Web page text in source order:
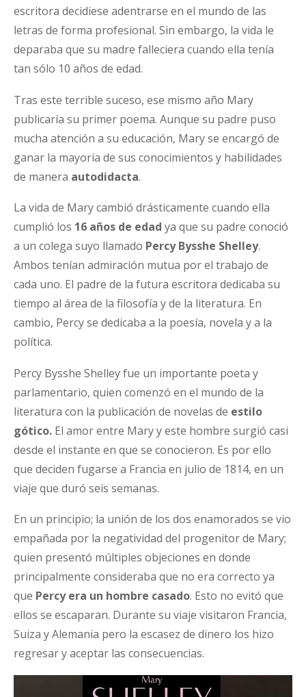
escritora decidiese adentrarse en el mundo de las
letras de forma profesional. Sin embargo, la vida le
deparaba que su madre falleciera cuando ella tenía
tan sólo 10 años de edad.
Tras este terrible suceso, ese mismo año Mary
publicaría su primer poema. Aunque su padre puso
mucha atención a su educación, Mary se encargó de
ganar la mayoría de sus conocimientos y habilidades
de manera autodidacta.
La vida de Mary cambió drásticamente cuando ella
cumplió los 16 años de edad ya que su padre conoció
a un colega suyo llamado Percy Bysshe Shelley.
Ambos tenían admiración mutua por el trabajo de
cada uno. El padre de la futura escritora dedicaba su
tiempo al área de la filosofía y de la literatura. En
cambio, Percy se dedicaba a la poesía, novela y a la
política.
Percy Bysshe Shelley fue un importante poeta y
parlamentario, quien comenzó en el mundo de la
literatura con la publicación de novelas de estilo
gótico. El amor entre Mary y este hombre surgió casi
desde el instante en que se conocieron. Es por ello
que deciden fugarse a Francia en julio de 1814, en un
viaje que duró seis semanas.
En un principio; la unión de los dos enamorados se vio
empañada por la negatividad del progenitor de Mary;
quien presentó múltiples objeciones en donde
principalmente consideraba que no era correcto ya
que Percy era un hombre casado. Esto no evitó que
ellos se escaparan. Durante su viaje visitaron Francia,
Suiza y Alemania pero la escasez de dinero los hizo
regresar y aceptar las consecuencias.